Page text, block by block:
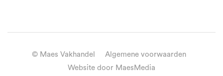
© Maes Vakhandel
Algemene voorwaarden
Website door MaesMedia